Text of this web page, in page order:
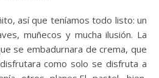
muñecos y mucha ilusión. La
se embadurnara de crema, que
como solo se disfruta a